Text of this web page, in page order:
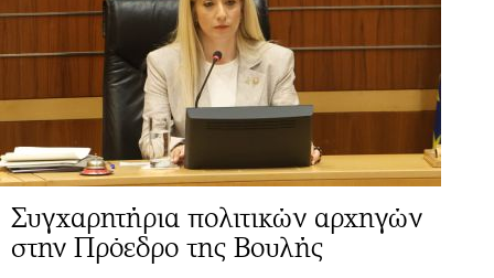
Συγχαρητήρια πολιτικών αρχηγών
στην Πρόεδρο της Βουλής